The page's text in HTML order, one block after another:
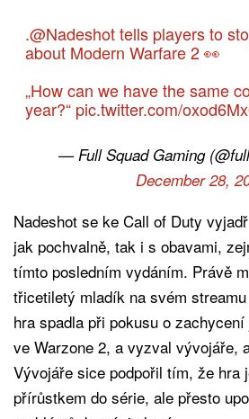
.@Nadeshottells players to
about Modern Warfare 2 👀
„How can we have the same
year?“ pic.twitter.com/
— Full Squad Gaming
December 28,
Nadeshot se ke Call of Duty
jak pochvalně, tak i s obavami,
tímto posledním vydáním. Právě
třicetiletý mladík na svém
hra spadla při pokusu o
ve Warzone 2, a vyzval vývojáře,
Vývojáře sice podpořil tím, že hra
přírůstkem do série, ale přesto